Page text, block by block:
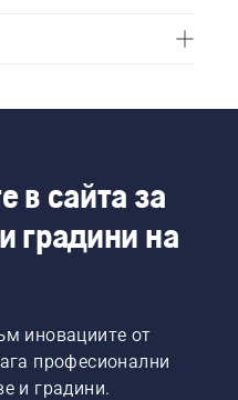
в сайта за
градини на
иновациите от
професионални
и градини.